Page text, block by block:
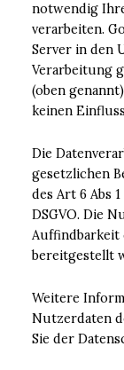
notwendig
verarbeiten.
Server in den
Verarbeitung
(oben
keinen
Die
gesetzlichen
des Art 6 Abs
DSGVO. Die
Auffindbarkeit
bereitgestellt
Weitere
Nutzerdaten
Sie der